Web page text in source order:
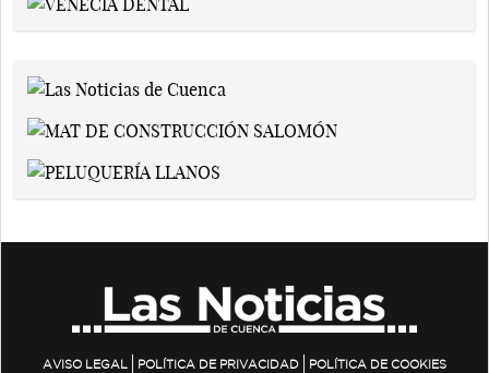
AVISO LEGAL POLÍTICA DE PRIVACIDAD POLÍTICA DE COOKIES